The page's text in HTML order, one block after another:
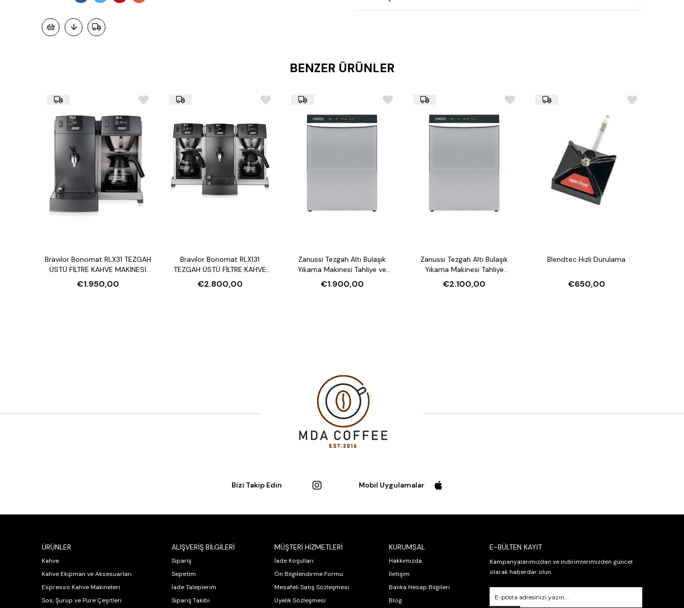
BENZER ÜRÜNLER
Bravılor Bonomat RLX31 TEZGAH
ÜSTÜ FİLTRE KAHVE MAKİNESİ
VE SU ISITICI
€1.950,00
Bravılor Bonomat RLX131
TEZGAH ÜSTÜ FİLTRE KAHVE
MAKİNESİ VE SU ISITICI
€2.800,00
Zanussi Tezgah Altı Bulaşık
Yıkama Makinesi Tahliye ve
Parlatıcı Pompalı
€1.900,00
Zanussi Tezgah Altı Bulaşık
Yıkama Makinesi Tahliye
Deterjan ve Parlatıcı Pompalı ve
Deterjan Pompalı
€2.100,00
Blendtec Hızlı Durulama
€650,00
Bizi Takip Edin Mobil Uygulamalar
ÜRÜNLER
Kahve
Kahve Ekipman ve Aksesuarları
Espresso Kahve Makineleri
Sos, Şurup ve Püre Çeşitleri
ALIŞVERİŞ BİLGİLERİ
Sipariş
Sepetim
İade Taleplerim
Sipariş Takibi
MÜŞTERİ HİZMETLERİ
İade Koşulları
Ön Bilgilendirme Formu
Mesafeli Satış Sözleşmesi
Üyelik Sözleşmesi
KURUMSAL
Hakkımızda
İletişim
Banka Hesap Bilgileri
Blog
E-BÜLTEN KAYIT
Kampanyalarımızdan ve indirimlerimizden güncel
olarak haberdar olun.